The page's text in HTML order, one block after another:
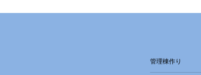
管理棟作り